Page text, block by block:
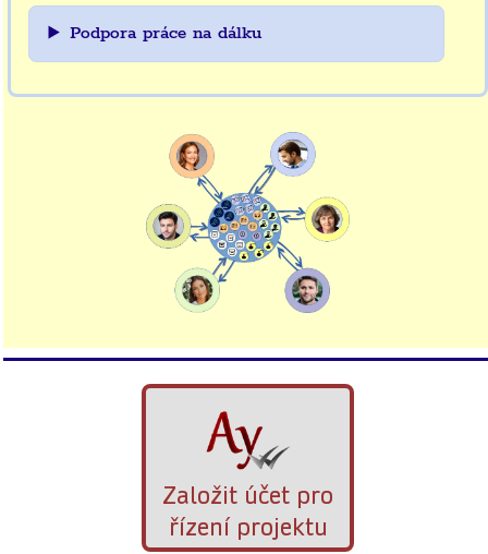
Podpora práce na dálku
Založit účet pro
řízení projektu